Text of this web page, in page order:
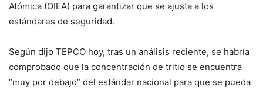
Atómica (OIEA) para garantizar que se ajusta a los
estándares de seguridad.
Según dijo TEPCO hoy, tras un análisis reciente, se habría
comprobado que la concentración de tritio se encuentra
“muy por debajo” del estándar nacional para que se pueda